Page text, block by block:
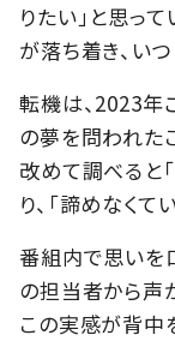
りたい」と思っ
が落ち着き、い
転機は、2023年
の夢を問われた
改めて調べると
り、「諦めなく
番組内で思いを
の担当者から声
この実感が背中